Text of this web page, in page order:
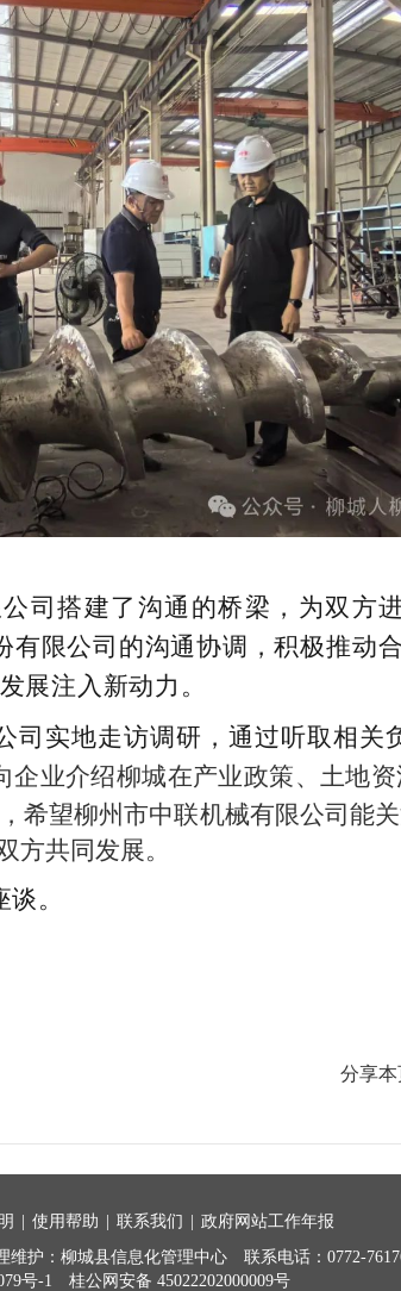
司搭建了沟通的桥梁，为双方
限公司的沟通协调，积极推动
展注入新动力。
司实地走访调研，通过听取相关
业介绍柳城在产业政策、土地资
希望柳州市中联机械有限公司能
方共同发展。
谈。
分享本
| 使用帮助 | 联系我们 | 政府网站工作年报
维护：柳城县信息化管理中心
联系电话：0772-
号-1
桂公网安备 45022202000009号